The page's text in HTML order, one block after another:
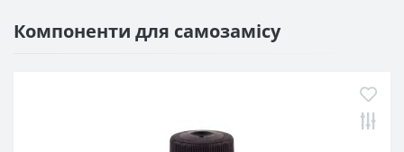
Компоненти для самозамісу